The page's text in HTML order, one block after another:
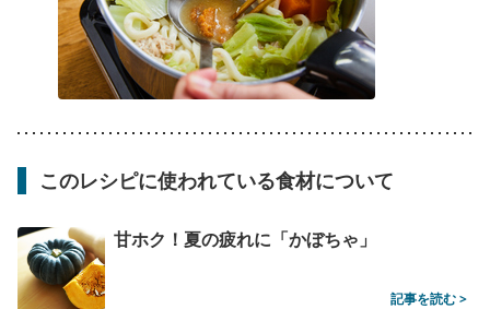
このレシピに使われている食材について
甘ホク！夏の疲れに「かぼちゃ」
記事を読む >